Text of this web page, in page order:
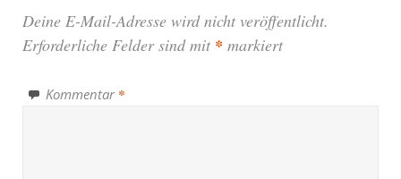
Deine E-Mail-Adresse wird nicht veröffentlicht.
Erforderliche Felder sind mit * markiert
Kommentar *